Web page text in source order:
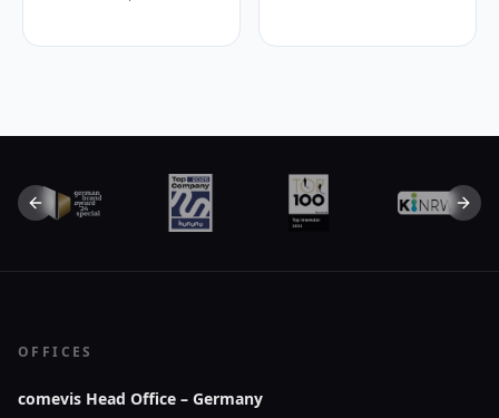
Previous slide
OFFICES
comevis Head Office – Germany